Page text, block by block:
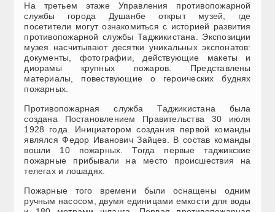
На третьем этаже Управления противопожарной
службы города Душанбе открыт музей, где
посетители могут ознакомиться с историей развития
противопожарной службы Таджикистана. Экспозиции
музея насчитывают десятки уникальных экспонатов:
документы, фотографии, действующие макеты и
диорамы крупных пожаров. Представлены
материалы, повествующие о героических буднях
пожарных.
Противопожарная служба Таджикистана была
создана Постановлением Правительства 30 июля
1928 года. Инициатором создания первой команды
являлся Федор Иванович Зайцев. В состав команды
вошли 10 пожарных. Тогда первые таджикские
пожарные прибывали на место происшествия на
телегах и лошадях.
Пожарные того времени были оснащены одним
ручным насосом, двумя единицами емкости для воды